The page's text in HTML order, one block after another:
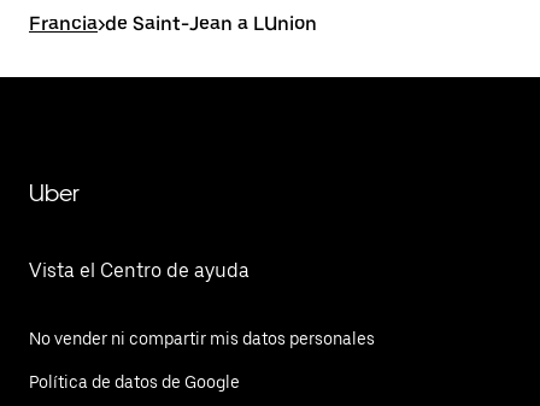
Francia>de Saint-Jean a LUnion
Uber
Vista el Centro de ayuda
No vender ni compartir mis datos personales
Política de datos de Google